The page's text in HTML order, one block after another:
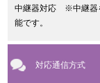
中継器対応 ※中継器
能です。
対応通信方式